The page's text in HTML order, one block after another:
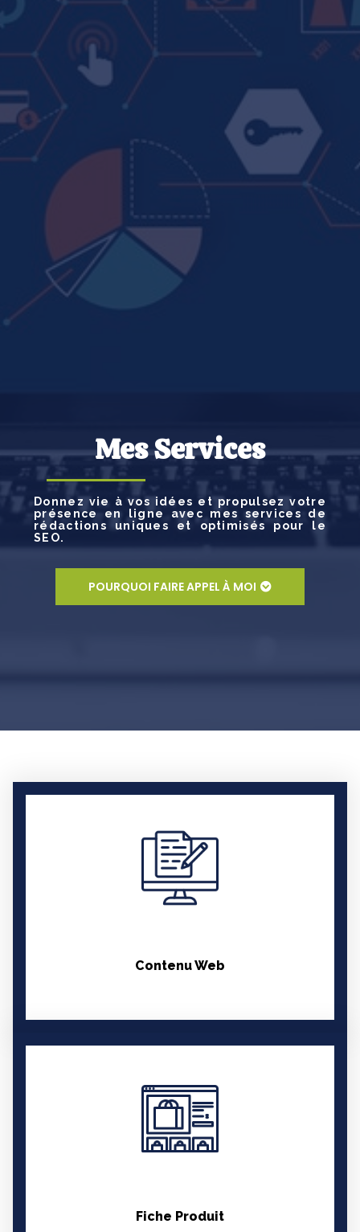
Mes Services
Donnez vie à vos idées et propulsez votre
présence en ligne avec mes services de
rédactions uniques et optimisés pour le
SEO.
POURQUOI FAIRE APPEL À MOI
Contenu Web
EN SAVOIR PLUS
Fiche Produit